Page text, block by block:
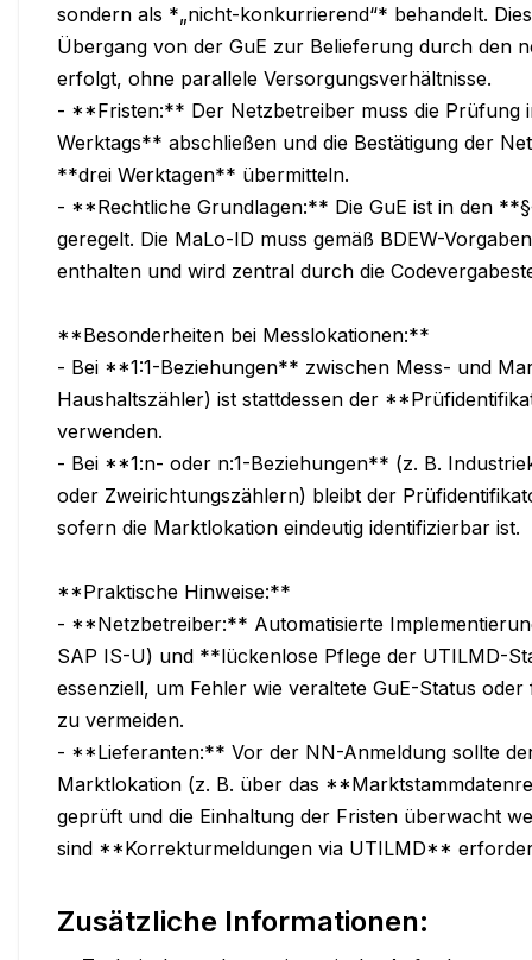
sondern als *„nicht-konkurrierend“* behandelt.
Übergang von der GuE zur Belieferung durch den
erfolgt, ohne parallele Versorgungsverhältnisse.
- **Fristen:** Der Netzbetreiber muss die Prüfung
Werktags** abschließen und die Bestätigung der
**drei Werktagen** übermitteln.
- **Rechtliche Grundlagen:** Die GuE ist in den
geregelt. Die MaLo-ID muss gemäß BDEW-
enthalten und wird zentral durch die
**Besonderheiten bei Messlokationen:**
- Bei **1:1-Beziehungen** zwischen Mess- und
Haushaltszähler) ist stattdessen der
verwenden.
- Bei **1:n- oder n:1-Beziehungen** (z. B.
oder Zweirichtungszählern) bleibt der
sofern die Marktlokation eindeutig identifizierbar ist.
**Praktische Hinweise:**
- **Netzbetreiber:** Automatisierte
SAP IS-U) und **lückenlose Pflege der UTILMD-
essenziell, um Fehler wie veraltete GuE-Status
zu vermeiden.
- **Lieferanten:** Vor der NN-Anmeldung sollte
Marktlokation (z. B. über das
geprüft und die Einhaltung der Fristen überwacht
sind **Korrekturmeldungen via UTILMD**
Zusätzliche Informationen: